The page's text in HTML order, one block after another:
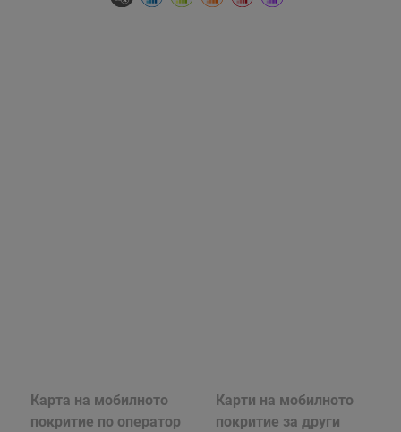
Карта на мобилното
покритие по оператор
Карти на мобилното
покритие за други